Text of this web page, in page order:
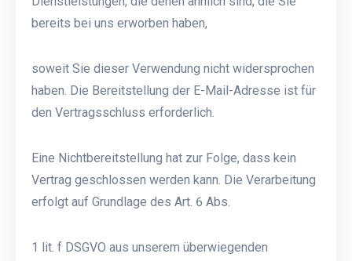
bereits bei uns erworben haben,
soweit Sie dieser Verwendung nicht widersprochen
haben. Die Bereitstellung der E-Mail-Adresse ist für
den Vertragsschluss erforderlich.
Eine Nichtbereitstellung hat zur Folge, dass kein
Vertrag geschlossen werden kann. Die Verarbeitung
erfolgt auf Grundlage des Art. 6 Abs.
1 lit. f DSGVO aus unserem überwiegenden